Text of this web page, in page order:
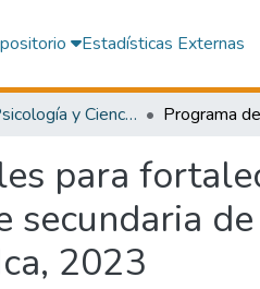
Estadísticas Externas
Filosofía, Psicología y Ciencias Sociales
para
2023